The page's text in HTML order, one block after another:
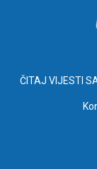
ČITAJ VIJESTI